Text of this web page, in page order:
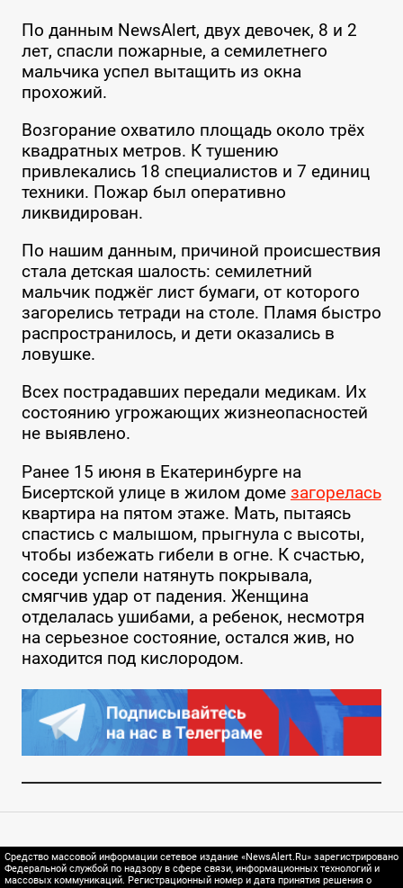
По данным NewsAlert, двух девочек, 8 и 2
лет, спасли пожарные, а семилетнего
мальчика успел вытащить из окна
прохожий.
Возгорание охватило площадь около трёх
квадратных метров. К тушению
привлекались 18 специалистов и 7 единиц
техники. Пожар был оперативно
ликвидирован.
По нашим данным, причиной происшествия
стала детская шалость: семилетний
мальчик поджёг лист бумаги, от которого
загорелись тетради на столе. Пламя быстро
распространилось, и дети оказались в
ловушке.
Всех пострадавших передали медикам. Их
состоянию угрожающих жизнеопасностей
не выявлено.
Ранее 15 июня в Екатеринбурге на
Бисертской улице в жилом доме загорелась
квартира на пятом этаже. Мать, пытаясь
спастись с малышом, прыгнула с высоты,
чтобы избежать гибели в огне. К счастью,
соседи успели натянуть покрывала,
смягчив удар от падения. Женщина
отделалась ушибами, а ребенок, несмотря
на серьезное состояние, остался жив, но
находится под кислородом.
Средство массовой информации сетевое издание «NewsAlert.Ru» зарегистрировано
Федеральной службой по надзору в сфере связи, информационных технологий и
массовых коммуникаций. Регистрационный номер и дата принятия решения о